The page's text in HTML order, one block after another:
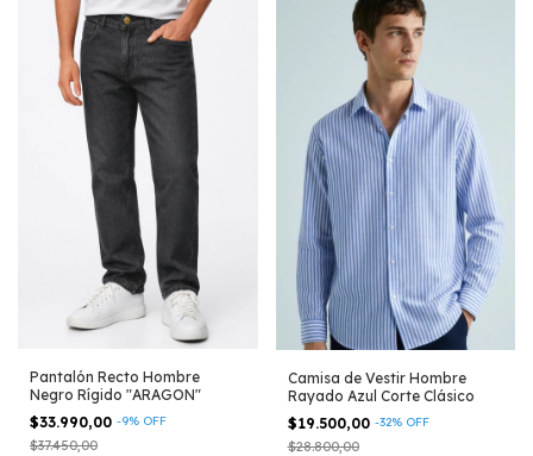
Pantalón Recto Hombre
Negro Rígido "ARAGON"
$33.990,00 -9% OFF
$37.450,00
Camisa de Vestir Hombre
Rayado Azul Corte Clásico
$19.500,00 -32% OFF
$28.800,00